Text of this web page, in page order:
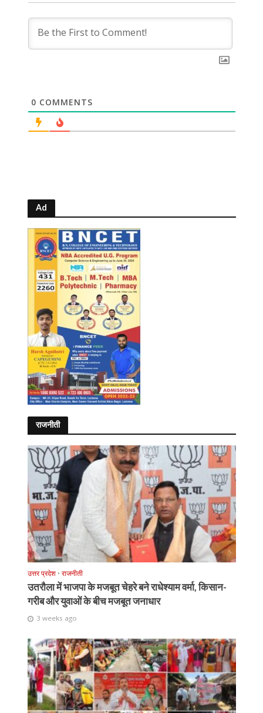
0 COMMENTS
Ad
राजनीती
उत्तर प्रदेश • राजनीती
उतरौला में भाजपा के मजबूत चेहरे बने राधेश्याम वर्मा, किसान-
गरीब और युवाओं के बीच मजबूत जनाधार
3 weeks ago